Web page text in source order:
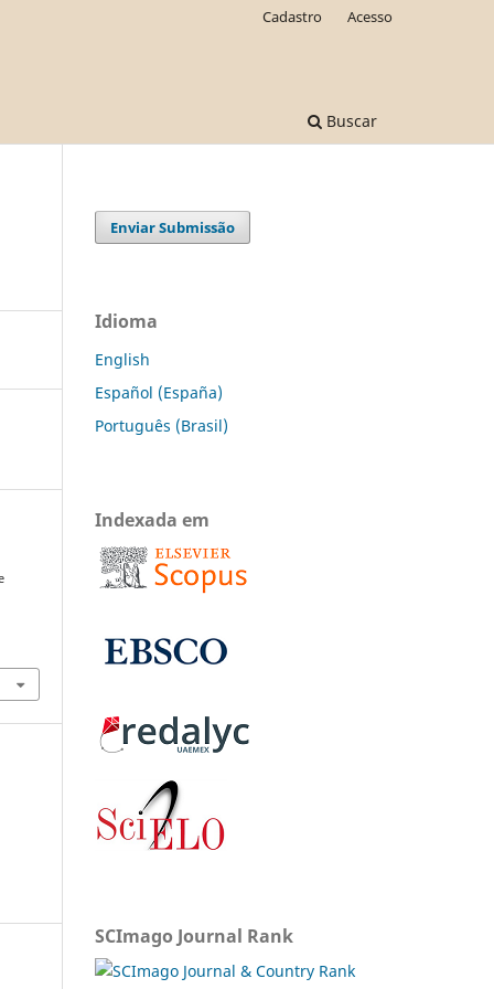
Buscar
Cadastro Acesso
Enviar Submissão
Idioma
English
Español (España)
Português (Brasil)
Indexada em
SCImago Journal Rank